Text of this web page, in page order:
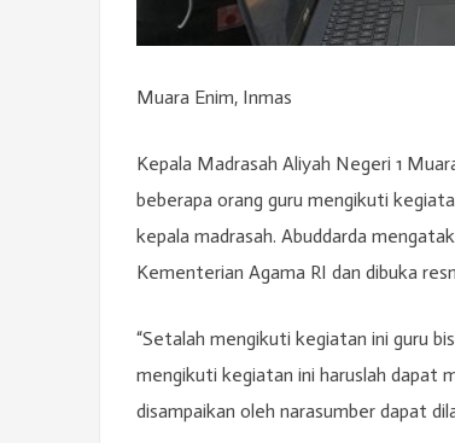
Muara Enim, Inmas
Kepala Madrasah Aliyah Negeri 1
beberapa orang guru mengikuti
kepala madrasah. Abuddarda
Kementerian Agama RI dan dibuka
“Setalah mengikuti kegiatan ini guru
mengikuti kegiatan ini haruslah dapat
disampaikan oleh narasumber dapat